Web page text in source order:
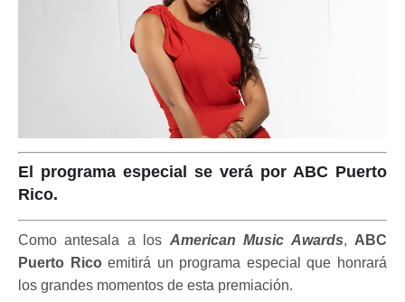
El programa especial se verá por ABC Puerto
Rico.
Como antesala a los American Music Awards, ABC
Puerto Ricoemitirá un programa especial que honrará
los grandes momentos de esta premiación.